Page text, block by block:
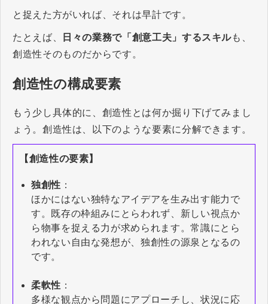
と捉えた方がいれば、それは早計です。
たとえば、 日々の業務で「創意工夫」するスキルも、
創造性そのものだからです。
創造性の構成要素
もう少し具体的に、創造性とは何か掘り下げてみまし
ょう。創造性は、以下のような要素に分解できます。
【創造性の要素】
独創性 ：
ほかにはない独特なアイデアを生み出す能力で
す。既存の枠組みにとらわれず、新しい視点か
ら物事を捉える力が求められます。常識にとら
われない自由な発想が、独創性の源泉となるの
です。
柔軟性 ：
多様な観点から問題にアプローチし、状況に応